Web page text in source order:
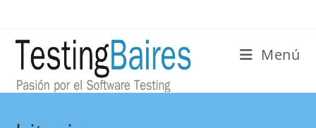
Menú